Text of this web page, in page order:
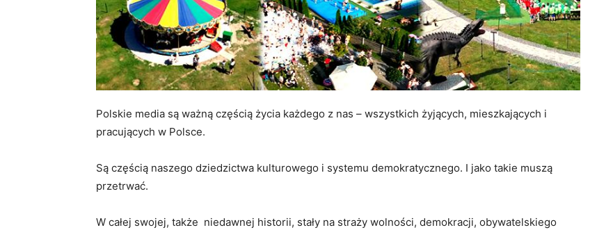
Polskie media są ważną częścią życia każdego z nas – wszystkich żyjących, mieszkających i
pracujących w Polsce.
Są częścią naszego dziedzictwa kulturowego i systemu demokratycznego. I jako takie muszą
przetrwać.
W całej swojej, także niedawnej historii, stały na straży wolności, demokracji, obywatelskiego